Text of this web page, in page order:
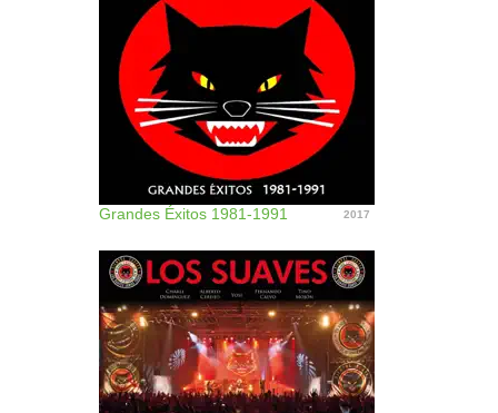
Grandes Éxitos 1981-1991 2017